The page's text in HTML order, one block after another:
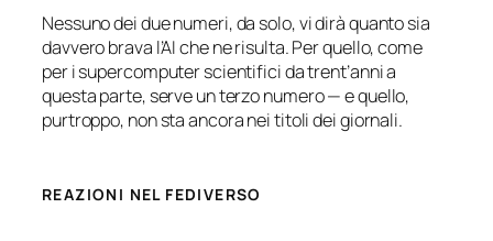
Nessuno dei due numeri, da solo, vi dirà quanto sia
davvero brava l’AI che ne risulta. Per quello, come
per i supercomputer scientifici da trent’anni a
questa parte, serve un terzo numero — e quello,
purtroppo, non sta ancora nei titoli dei giornali.
REAZIONI NEL FEDIVERSO